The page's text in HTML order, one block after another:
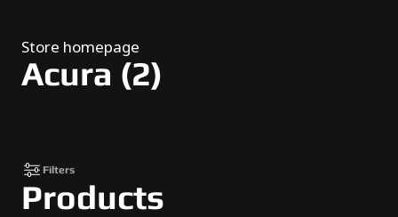
Store homepage
Acura (2)
Filters
Products